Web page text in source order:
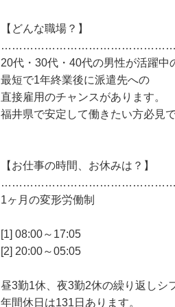
【どんな職場？】
20代・30代・40代の男性が活躍中
最短で1年終業後に派遣先への
直接雇用のチャンスがあります。
福井県で安定して働きたい方必見で
【お仕事の時間、お休みは？】
1ヶ月の変形労働制
[1] 08:00～17:05
[2] 20:00～05:05
昼3勤1休、夜3勤2休の繰り返しシ
年間休日は131日あります。